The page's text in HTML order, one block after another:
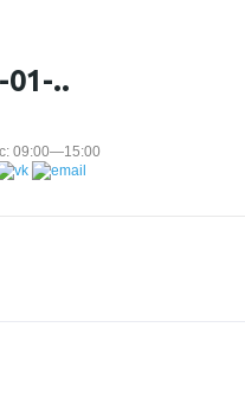
01-..
09:00—15:00